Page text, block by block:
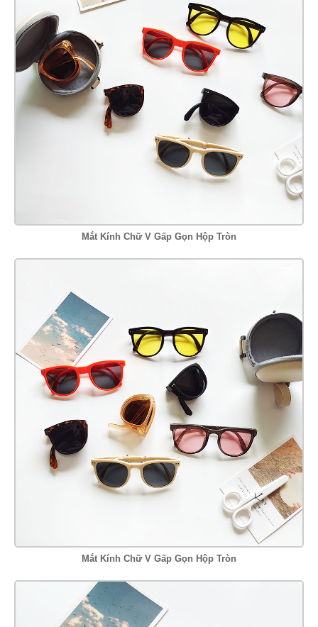
Mắt Kính Chữ V Gấp Gọn Hộp Tròn
Mắt Kính Chữ V Gấp Gọn Hộp Tròn